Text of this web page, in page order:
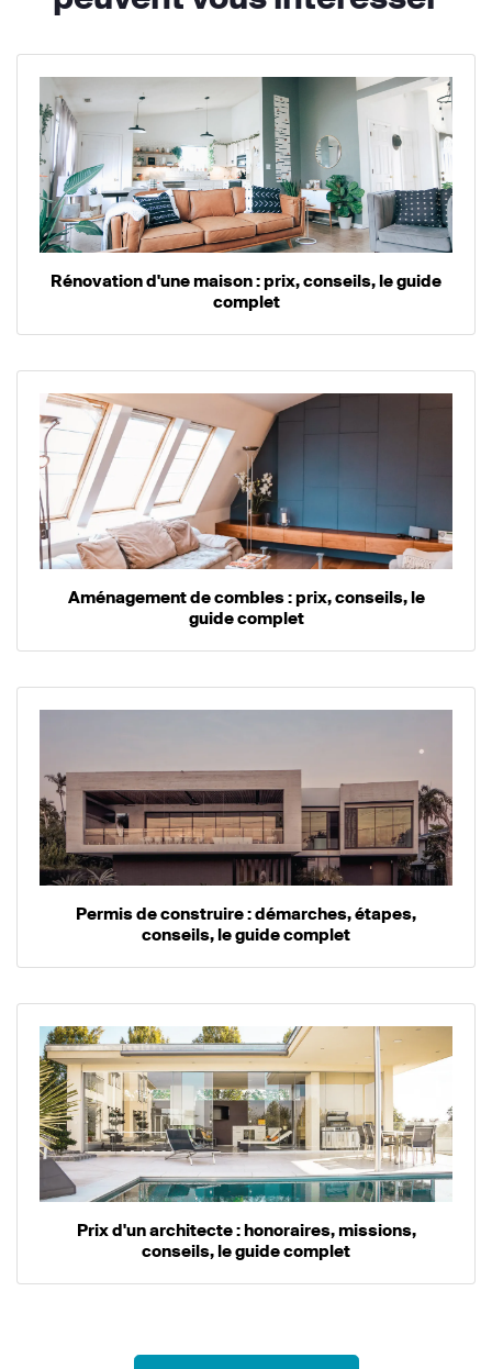
Rénovation d'une maison : prix, conseils, le guide
complet
Aménagement de combles : prix, conseils, le
guide complet
Permis de construire : démarches, étapes,
conseils, le guide complet
Prix d'un architecte : honoraires, missions,
conseils, le guide complet